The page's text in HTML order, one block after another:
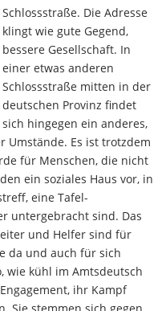
Schlossstraße. Die Adresse
klingt wie gute Gegend,
bessere Gesellschaft. In
einer etwas anderen
Schlossstraße mitten in der
deutschen Provinz findet
sich hingegen ein anderes,
Umstände. Es ist trotzdem
für Menschen, die nicht
ein soziales Haus vor, in
eine Tafel-
untergebracht sind. Das
und Helfer sind für
da und auch für sich
wie kühl im Amtsdeutsch
ihr Kampf